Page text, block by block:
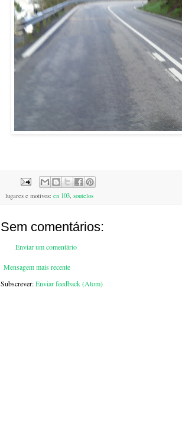
lugares e motivos: en 103, soutelos
Sem comentários:
Enviar um comentário
Mensagem mais recente
Subscrever:Enviar feedback (Atom)